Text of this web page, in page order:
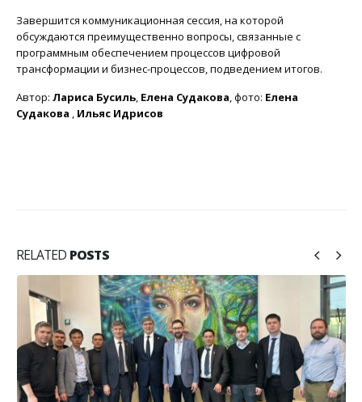
Завершится коммуникационная сессия, на которой
обсуждаются преимущественно вопросы, связанные с
программным обеспечением процессов цифровой
трансформации и бизнес-процессов, подведением итогов.
Автор: Лариса Бусиль, Елена Судакова, фото: Елена
Судакова , Ильяс Идрисов
RELATED POSTS